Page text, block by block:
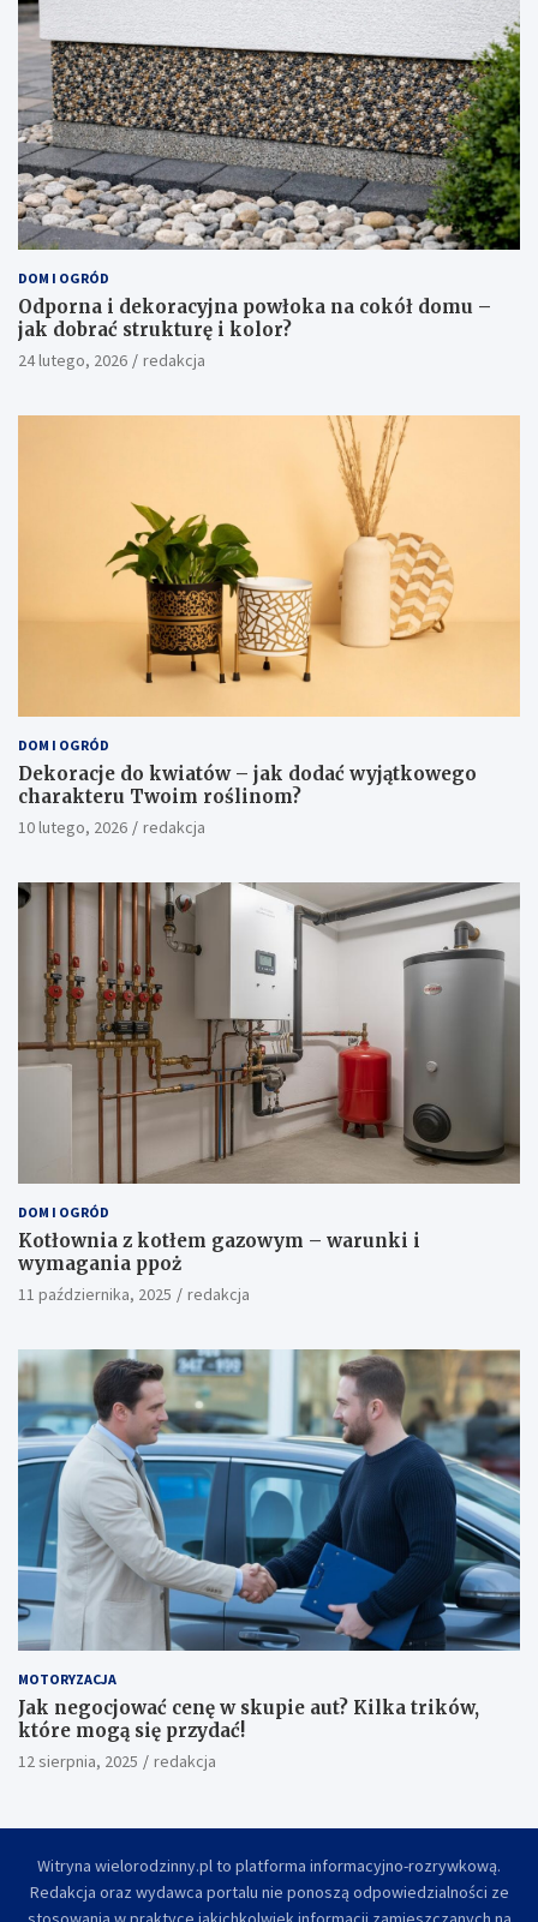
DOM I OGRÓD
Odporna i dekoracyjna powłoka na cokół domu –
jak dobrać strukturę i kolor?
24 lutego, 2026 redakcja
DOM I OGRÓD
Dekoracje do kwiatów – jak dodać wyjątkowego
charakteru Twoim roślinom?
10 lutego, 2026 redakcja
DOM I OGRÓD
Kotłownia z kotłem gazowym – warunki i
wymagania ppoż
11 października, 2025 redakcja
MOTORYZACJA
Jak negocjować cenę w skupie aut? Kilka trików,
które mogą się przydać!
12 sierpnia, 2025 redakcja
Witryna wielorodzinny.pl to platforma informacyjno-rozrywkową.
Redakcja oraz wydawca portalu nie ponoszą odpowiedzialności ze